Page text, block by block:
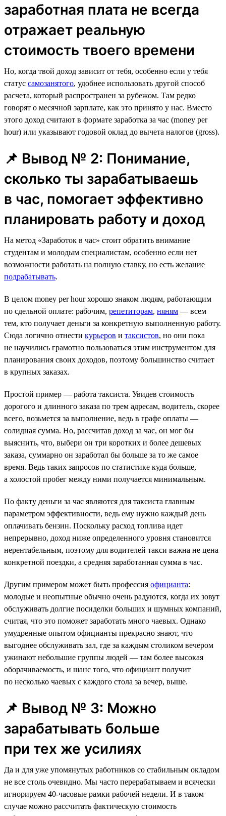
заработная плата не всегда
отражает реальную
стоимость твоего времени
Но, когда твой доход зависит от тебя, особенно если у тебя
статус самозанятого, удобнее использовать другой способ
расчета, который распространен за рубежом. Там редко
говорят о месячной зарплате, как это принято у нас. Вместо
этого доход считают в формате заработка за час (money per
hour) или указывают годовой оклад до вычета налогов (gross).
📌 Вывод № 2: Понимание,
сколько ты зарабатываешь
в час, помогает эффективно
планировать работу и доход
На метод «Заработок в час» стоит обратить внимание
студентам и молодым специалистам, особенно если нет
возможности работать на полную ставку, но есть желание
подрабатывать.
В целом money per hour хорошо знаком людям, работающим
по сдельной оплате: рабочим, репетиторам, няням — всем
тем, кто получает деньги за конкретную выполненную работу.
Сюда логично отнести курьеров и таксистов, но они пока
не научились грамотно пользоваться этим инструментом для
планирования своих доходов, поэтому большинство считает
в крупных заказах.
Простой пример — работа таксиста. Увидев стоимость
дорогого и длинного заказа по трем адресам, водитель, скорее
всего, возьмется за выполнение, ведь в графе оплаты —
солидная сумма. Но, рассчитав доход за час, он мог бы
выяснить, что, выбери он три коротких и более дешевых
заказа, суммарно он заработал бы больше за то же самое
время. Ведь таких запросов по статистике куда больше,
а холостой пробег между ними получается минимальным.
По факту деньги за час являются для таксиста главным
параметром эффективности, ведь ему нужно каждый день
оплачивать бензин. Поскольку расход топлива идет
непрерывно, доход ниже определенного уровня становится
нерентабельным, поэтому для водителей такси важна не цена
конкретной поездки, а средняя заработанная сумма в час.
Другим примером может быть профессия официанта:
молодые и неопытные обычно очень радуются, когда их зовут
обслуживать долгие посиделки больших и шумных компаний,
считая, что это поможет заработать много чаевых. Однако
умудренные опытом официанты прекрасно знают, что
выгоднее обслуживать зал, где за каждым столиком вечером
ужинают небольшие группы людей — там более высокая
оборачиваемость, и шанс того, что официант получит
по несколько чаевых с каждого стола за вечер, выше.
📌 Вывод № 3: Можно
зарабатывать больше
при тех же усилиях
Да и для уже упомянутых работников со стабильным окладом
не все столь очевидно. Мы часто перерабатываем и всячески
игнорируем 40-часовые рамки рабочей недели. И в таком
случае можно рассчитать фактическую стоимость